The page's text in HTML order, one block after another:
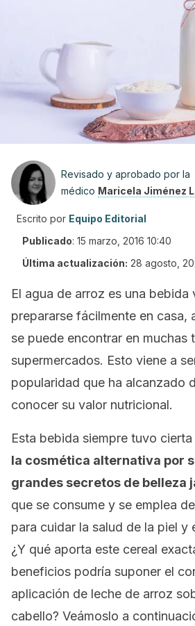
Revisado y aprobado por la
médico Maricela Jiménez
Escrito por Equipo Editorial
Publicado: 15 marzo, 2016 10:40
Última actualización: 28 agosto,
El agua de arroz es una
prepararse fácilmente en casa,
se puede encontrar en muchas
supermercados. Esto viene a
popularidad que ha alcanzado
conocer su valor nutricional.
Esta bebida siempre tuvo cierta
la cosmética alternativa por
grandes secretos de belleza
que se consume y se emplea
para cuidar la salud de la piel y
¿Y qué aporta este cereal
beneficios podría suponer el
aplicación de leche de arroz
cabello? Veámoslo a